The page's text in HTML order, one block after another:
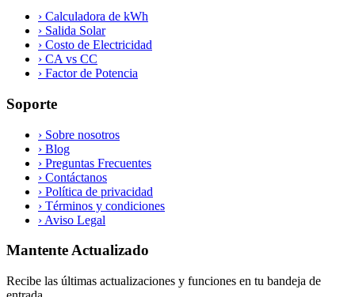
› Calculadora de kWh
› Salida Solar
› Costo de Electricidad
› CA vs CC
› Factor de Potencia
Soporte
› Sobre nosotros
› Blog
› Preguntas Frecuentes
› Contáctanos
› Política de privacidad
› Términos y condiciones
› Aviso Legal
Mantente Actualizado
Recibe las últimas actualizaciones y funciones en tu bandeja de